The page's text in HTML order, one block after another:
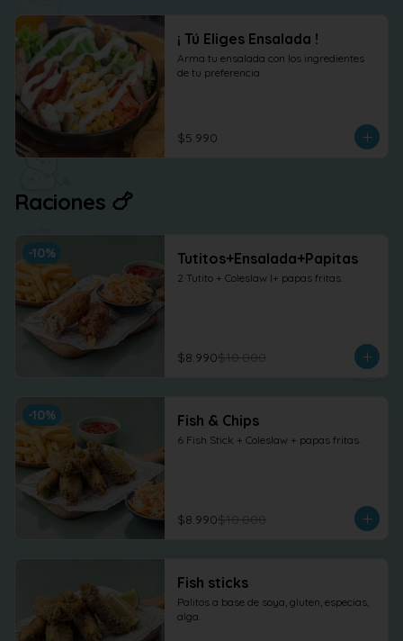
¡ Tú Eliges Ensalada !
Arma tu ensalada con los ingredientes
de tu preferencia
$5.990
Raciones 🍗
-10% Tutitos+Ensalada+Papitas
2 Tutito + Coleslaw l+ papas fritas.
$8.990$10.000
-10% Fish & Chips
6 Fish Stick + Coleslaw + papas fritas.
$8.990$10.000
Fish sticks
Palitos a base de soya, gluten, especias,
alga.